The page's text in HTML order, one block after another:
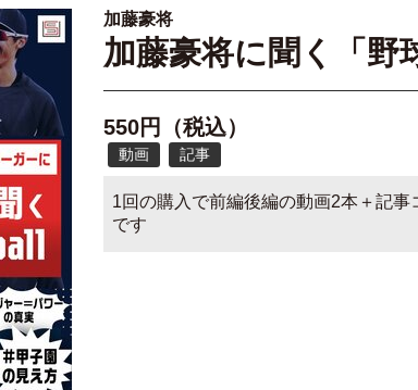
加藤豪将
加藤豪将に聞く「野
550円（税込）
動画 記事
1回の購入で前編後編の動画2本＋記
です